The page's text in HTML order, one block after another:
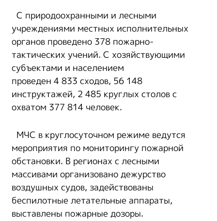
С природоохранными и лесными
учреждениями местных исполнительных
органов проведено 378 пожарно-
тактических учений. С хозяйствующими
субъектами и населением
проведен 4 833 сходов, 56 148
инструктажей, 2 485 круглых столов с
охватом 377 814 человек.
МЧС в круглосуточном режиме ведутся
мероприятия по мониторингу пожарной
обстановки. В регионах с лесными
массивами организовано дежурство
воздушных судов, задействованы
беспилотные летательные аппараты,
выставлены пожарные дозоры.